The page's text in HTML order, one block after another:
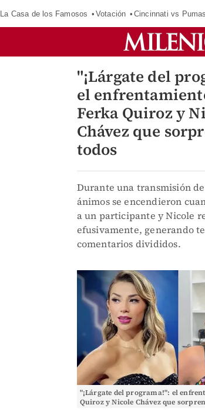
La Casa de los Famosos Votación Cincinnati vs Pumas
"¡Lárgate del
el
Ferka Quiroz y
Chávez que
todos
Durante una transmisión
ánimos se encendieron
a un participante y Nicole
efusivamente, generando
comentarios divididos.
"¡Lárgate del programa!": el
Quiroz y Nicole Chávez que